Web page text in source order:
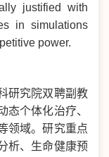
justified with
in simulations
power.
研究院双聘副教
态个体化治疗、
领域。研究重点
析、生命健康预